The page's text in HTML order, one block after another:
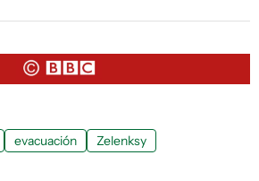
evacuación Zelenksy